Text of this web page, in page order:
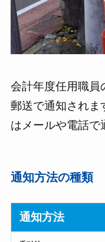
会計年度任用職員
郵送で通知されま
はメールや電話で
通知方法の種類
通知方法